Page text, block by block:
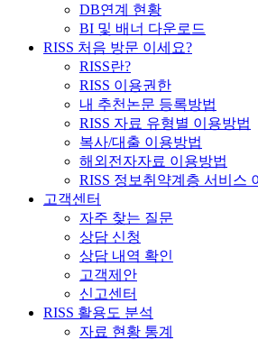
DB연계 현황
BI 및 배너 다운로드
RISS 처음 방문 이세요?
RISS란?
RISS 이용권한
내 추천논문 등록방법
RISS 자료 유형별 이용방법
복사/대출 이용방법
해외전자자료 이용방법
RISS 정보취약계층 서비스
고객센터
자주 찾는 질문
상담 신청
상담 내역 확인
고객제안
신고센터
RISS 활용도 분석
자료 현황 통계